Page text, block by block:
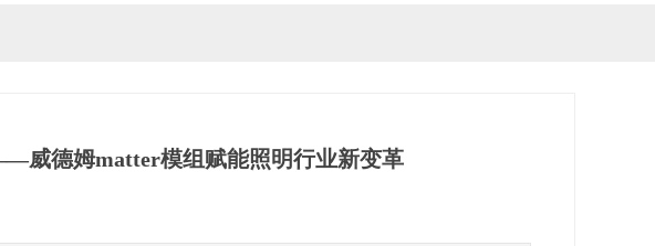
威德姆matter模组赋能照明行业新变革